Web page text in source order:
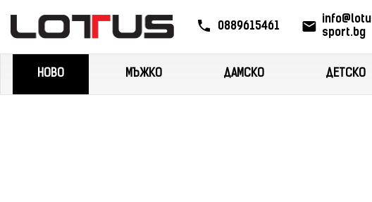
0889615461
sport.bg
НОВО МЪЖКО ДАМСКО ДЕТСКО